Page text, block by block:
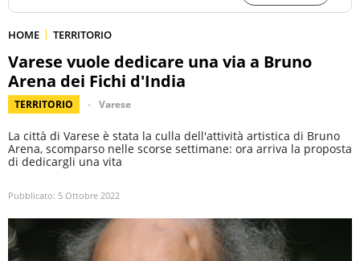
HOME TERRITORIO
Varese vuole dedicare una via a Bruno
Arena dei Fichi d'India
TERRITORIO Varese
La città di Varese è stata la culla dell'attività artistica di Bruno
Arena, scomparso nelle scorse settimane: ora arriva la proposta
di dedicargli una vita
Pubblicato: 5 Ottobre 2022